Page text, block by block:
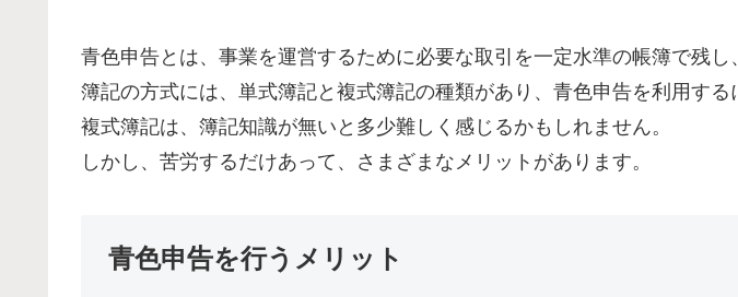
青色申告とは、事業を運営するために必要な取引を一定水準の帳簿で残
簿記の方式には、単式簿記と複式簿記の種類があり、青色申告を利用する
複式簿記は、簿記知識が無いと多少難しく感じるかもしれません。
しかし、苦労するだけあって、さまざまなメリットがあります。
青色申告を行うメリット